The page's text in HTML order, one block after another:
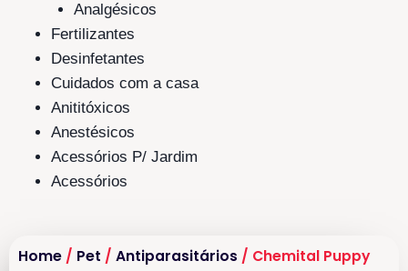
Analgésicos
Fertilizantes
Desinfetantes
Cuidados com a casa
Anititóxicos
Anestésicos
Acessórios P/ Jardim
Acessórios
Home / Pet / Antiparasitários / Chemital Puppy